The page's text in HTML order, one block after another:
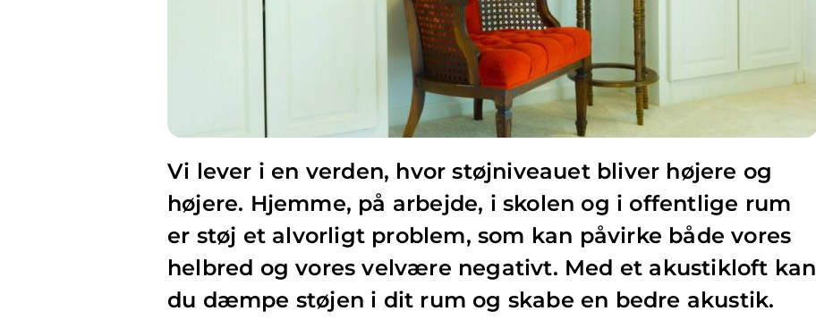
Vi lever i en verden, hvor støjniveauet bliver højere og
højere. Hjemme, på arbejde, i skolen og i offentlige rum
er støj et alvorligt problem, som kan påvirke både vores
helbred og vores velvære negativt. Med et akustikloft kan
du dæmpe støjen i dit rum og skabe en bedre akustik.